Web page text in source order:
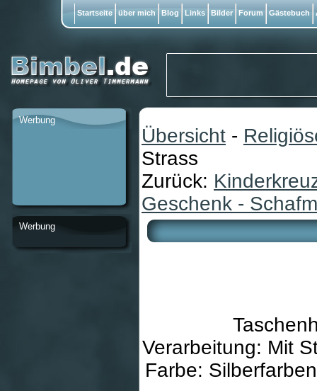
Übersicht -
Strass
Zurück:
Geschenk -
Verarbeitung: Mit
Farbe:
Werbung
Werbung
Startseite über mich Blog Links Bilder Forum Gästebuch